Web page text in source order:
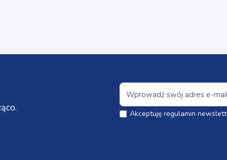
Akceptuję regulamin